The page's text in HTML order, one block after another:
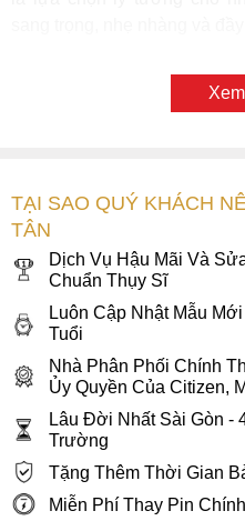
TẠI SAO QUÝ KHÁCH
TÂN
Dịch Vụ Hậu Mãi Và
Chuẩn Thụy Sĩ
Luôn Cập Nhật Mẫu
Tuổi
Nhà Phân Phối Chính
Ủy Quyền Của Citizen,
Lâu Đời Nhất Sài Gòn -
Trường
Tặng Thêm Thời Gian
Miễn Phí Thay Pin